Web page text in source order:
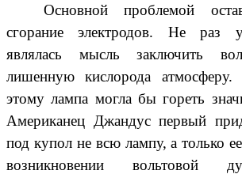
Основной проблемой
сгорание электродов. Не раз у
являлась мысль заключить
лишенную кислорода атмосферу.
этому лампа могла бы гореть
Американец Джандус первый
под купол не всю лампу, а только
возникновении вольтовой